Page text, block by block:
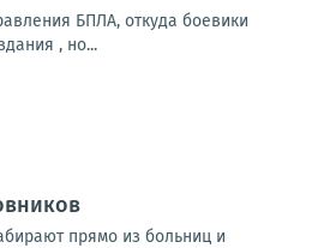
БПЛА, откуда боевики
, но...
прямо из больниц и